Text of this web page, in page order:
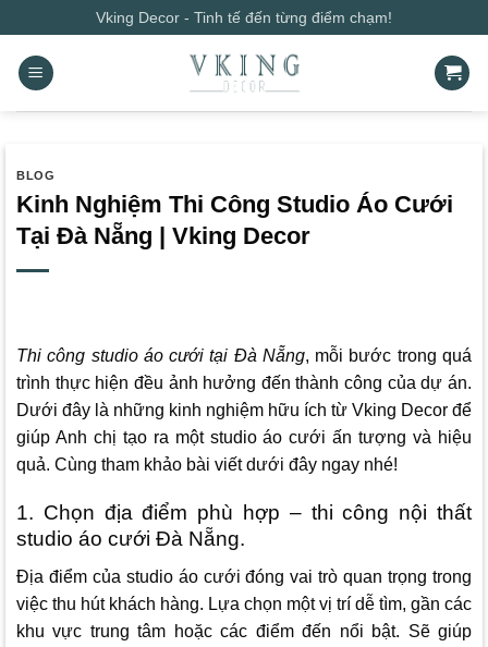
qua
nội
dung
Vking Decor - Tinh tế đến từng điểm chạm!
BLOG
Kinh Nghiệm Thi Công Studio Áo Cưới
Tại Đà Nẵng | Vking Decor
Thi công studio áo cưới tại Đà Nẵng, mỗi bước trong quá
trình thực hiện đều ảnh hưởng đến thành công của dự án.
Dưới đây là những kinh nghiệm hữu ích từ Vking Decor để
giúp Anh chị tạo ra một studio áo cưới ấn tượng và hiệu
quả. Cùng tham khảo bài viết dưới đây ngay nhé!
1. Chọn địa điểm phù hợp – thi công nội thất
studio áo cưới Đà Nẵng.
Địa điểm của studio áo cưới đóng vai trò quan trọng trong
việc thu hút khách hàng. Lựa chọn một vị trí dễ tìm, gần các
khu vực trung tâm hoặc các điểm đến nổi bật. Sẽ giúp